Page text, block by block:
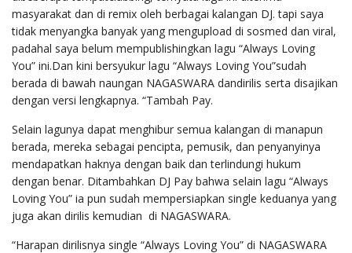
masyarakat dan di remix oleh berbagai kalangan DJ. tapi saya
tidak menyangka banyak yang mengupload di sosmed dan viral,
padahal saya belum mempublishingkan lagu “Always Loving
You” ini.Dan kini bersyukur lagu “Always Loving You”sudah
berada di bawah naungan NAGASWARA dandirilis serta disajikan
dengan versi lengkapnya. “Tambah Pay.
Selain lagunya dapat menghibur semua kalangan di manapun
berada, mereka sebagai pencipta, pemusik, dan penyanyinya
mendapatkan haknya dengan baik dan terlindungi hukum
dengan benar. Ditambahkan DJ Pay bahwa selain lagu “Always
Loving You” ia pun sudah mempersiapkan single keduanya yang
juga akan dirilis kemudian di NAGASWARA.
“Harapan dirilisnya single “Always Loving You” di NAGASWARA